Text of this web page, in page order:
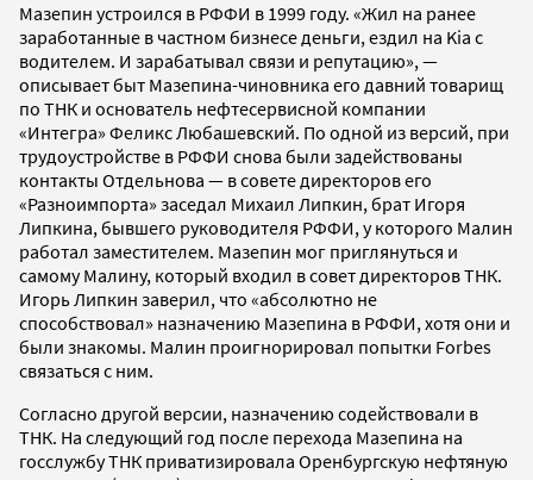
Мазепин устроился в РФФИ в 1999 году. «Жил на ранее
заработанные в частном бизнесе деньги, ездил на Kia с
водителем. И зарабатывал связи и репутацию», —
описывает быт Мазепина-чиновника его давний товарищ
по ТНК и основатель нефтесервисной компании
«Интегра» Феликс Любашевский. По одной из версий, при
трудоустройстве в РФФИ снова были задействованы
контакты Отдельнова — в совете директоров его
«Разноимпорта» заседал Михаил Липкин, брат Игоря
Липкина, бывшего руководителя РФФИ, у которого Малин
работал заместителем. Мазепин мог приглянуться и
самому Малину, который входил в совет директоров ТНК.
Игорь Липкин заверил, что «абсолютно не
способствовал» назначению Мазепина в РФФИ, хотя они и
были знакомы. Малин проигнорировал попытки Forbes
связаться с ним.
Согласно другой версии, назначению содействовали в
ТНК. На следующий год после перехода Мазепина на
госслужбу ТНК приватизировала Оренбургскую нефтяную